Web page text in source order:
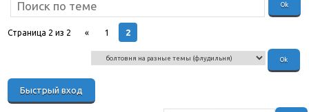
Страница 2 из 2 « 1 2